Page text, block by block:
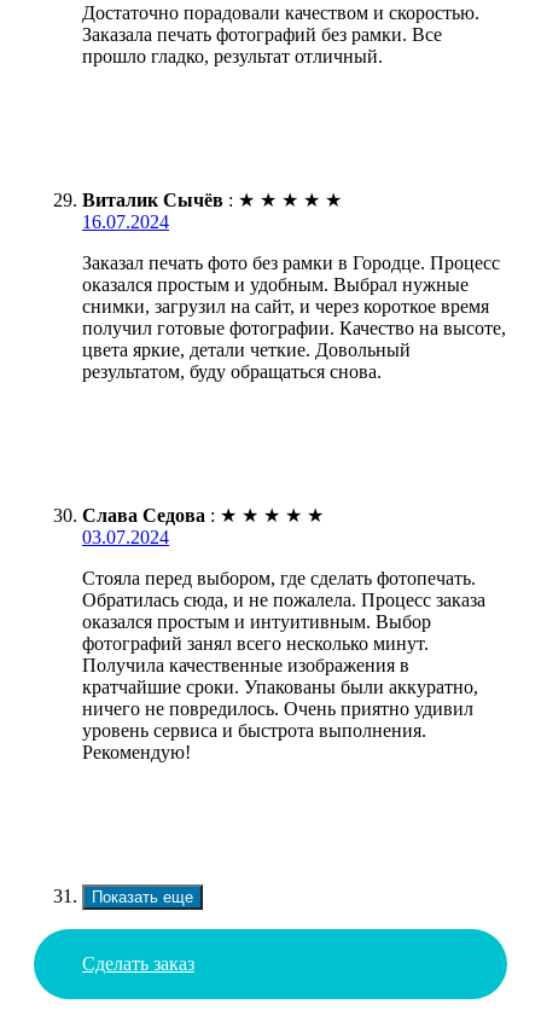
Достаточно порадовали качеством и скоростью.
Заказала печать фотографий без рамки. Все
прошло гладко, результат отличный.
Виталик Сычёв : ★ ★ ★ ★ ★
16.07.2024
Заказал печать фото без рамки в Городце. Процесс
оказался простым и удобным. Выбрал нужные
снимки, загрузил на сайт, и через короткое время
получил готовые фотографии. Качество на высоте,
цвета яркие, детали четкие. Довольный
результатом, буду обращаться снова.
Слава Седова : ★ ★ ★ ★ ★
03.07.2024
Стояла перед выбором, где сделать фотопечать.
Обратилась сюда, и не пожалела. Процесс заказа
оказался простым и интуитивным. Выбор
фотографий занял всего несколько минут.
Получила качественные изображения в
кратчайшие сроки. Упакованы были аккуратно,
ничего не повредилось. Очень приятно удивил
уровень сервиса и быстрота выполнения.
Рекомендую!
Показать еще
Сделать заказ